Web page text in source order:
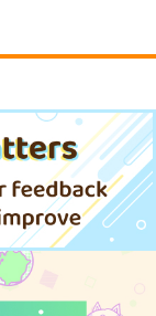
ぜか俺だけに甘いんで
すけど!?
イースト・プレス
792 （税込）
サンプル